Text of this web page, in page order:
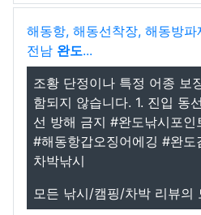
해동항, 해동선착장, 해동방
전남 완도...
조황 단정이나 특정 어종 보
함되지 않습니다. 1. 진입 동
선 방해 금지 #완도낚시포인
#해동항갑오징어에깅 #완도
차박낚시
모든 낚시/캠핑/차박 리뷰의